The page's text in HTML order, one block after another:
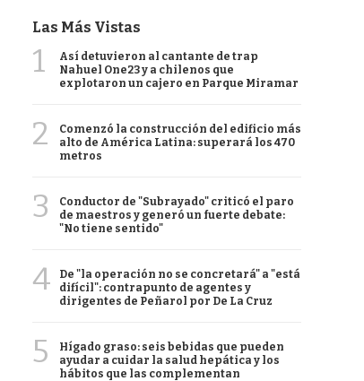
Las Más Vistas
1
Así detuvieron al cantante de trap
Nahuel One23 y a chilenos que
explotaron un cajero en Parque Miramar
2
Comenzó la construcción del edificio más
alto de América Latina: superará los 470
metros
3
Conductor de "Subrayado" criticó el paro
de maestros y generó un fuerte debate:
"No tiene sentido"
4
De "la operación no se concretará" a "está
difícil": contrapunto de agentes y
dirigentes de Peñarol por De La Cruz
5
Hígado graso: seis bebidas que pueden
ayudar a cuidar la salud hepática y los
hábitos que las complementan